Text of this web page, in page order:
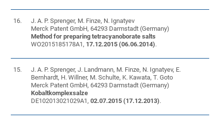
16.
J. A. P. Sprenger, M. Finze, N. Ignatyev
Merck Patent GmbH, 64293 Darmstadt (Germany)
Method for preparing tetracyanoborate salts
WO2015185178A1, 17.12.2015 (06.06.2014).
15.
J. A. P. Sprenger, J. Landmann, M. Finze, N. Ignatyev, E.
Bernhardt, H. Willner, M. Schulte, K. Kawata, T. Goto
Merck Patent GmbH, 64293 Darmstadt (Germany)
Kobaltkomplexsalze
DE102013021029A1,02.07.2015 (17.12.2013).